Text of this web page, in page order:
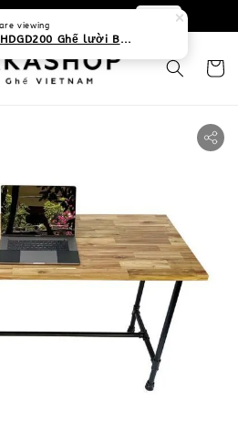
hệ với chúng tôi
are viewing
Tekkashop HDGD200 Ghế lười Beanbag form truyền thống, chất liệu Olefin canvas kháng nước, màu xanh biển, có thể sử dụng trong nhà và cả ngoài trời, có quai xách